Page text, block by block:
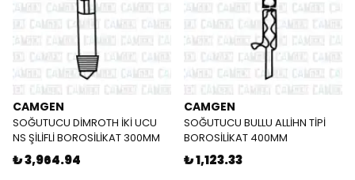
CAMGEN
SOĞUTUCU DİMROTH İKİ UCU
NS ŞİLİFLİ BOROSİLİKAT 300MM
₺ 3,964.94
CAMGEN
SOĞUTUCU BULLU ALLİHN TİPİ
BOROSİLİKAT 400MM
₺ 1,123.33